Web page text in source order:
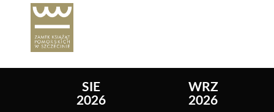
SIE
2026
WRZ
2026